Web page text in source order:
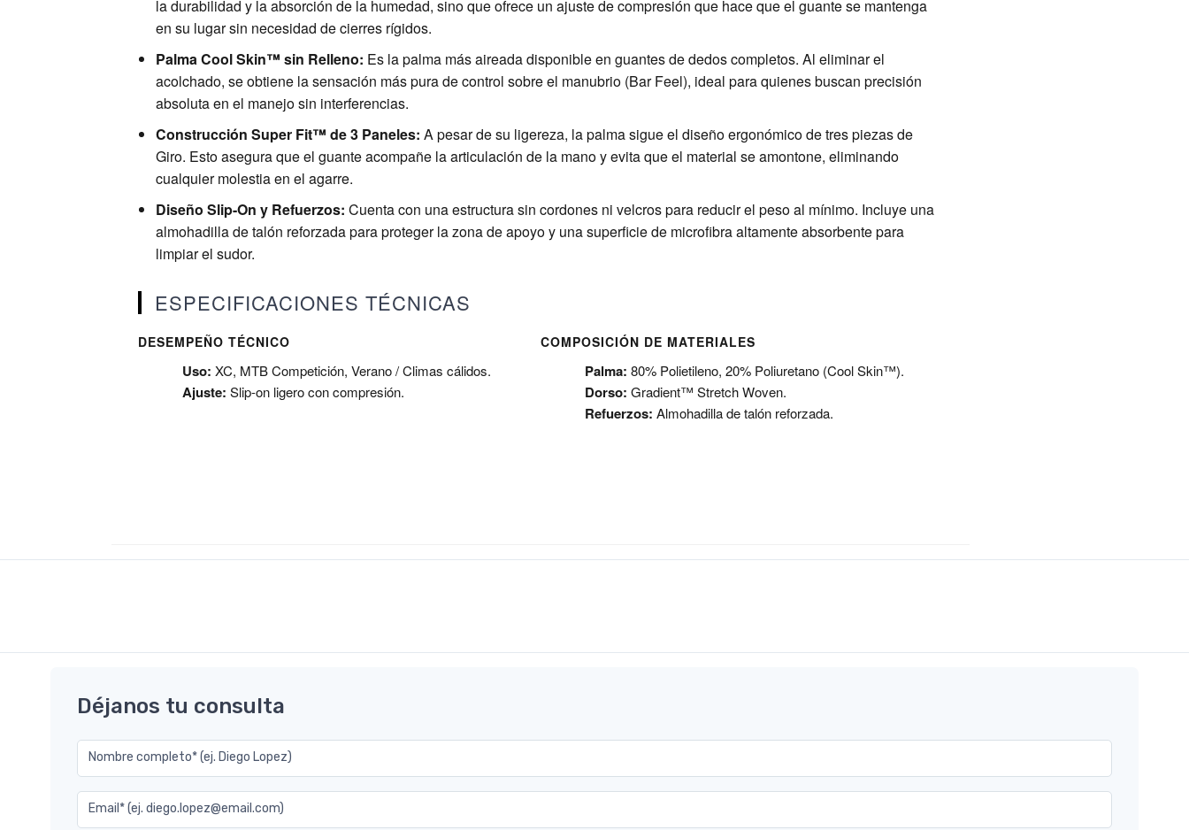
la durabilidad y la absorción de la humedad, sino que ofrece un ajuste de compresión que hace que el guante se mantenga
en su lugar sin necesidad de cierres rígidos.
Palma Cool Skin™ sin Relleno: Es la palma más aireada disponible en guantes de dedos completos. Al eliminar el
acolchado, se obtiene la sensación más pura de control sobre el manubrio (Bar Feel), ideal para quienes buscan precisión
absoluta en el manejo sin interferencias.
Construcción Super Fit™ de 3 Paneles: A pesar de su ligereza, la palma sigue el diseño ergonómico de tres piezas de
Giro. Esto asegura que el guante acompañe la articulación de la mano y evita que el material se amontone, eliminando
cualquier molestia en el agarre.
Diseño Slip-On y Refuerzos: Cuenta con una estructura sin cordones ni velcros para reducir el peso al mínimo. Incluye una
almohadilla de talón reforzada para proteger la zona de apoyo y una superficie de microfibra altamente absorbente para
limpiar el sudor.
ESPECIFICACIONES TÉCNICAS
DESEMPEÑO TÉCNICO
Uso: XC, MTB Competición, Verano / Climas cálidos.
Ajuste: Slip-on ligero con compresión.
COMPOSICIÓN DE MATERIALES
Palma: 80% Polietileno, 20% Poliuretano (Cool Skin™).
Dorso: Gradient™ Stretch Woven.
Refuerzos: Almohadilla de talón reforzada.
Déjanos tu consulta
Nombre completo* (ej. Diego Lopez)
Email* (ej. diego.lopez@email.com)